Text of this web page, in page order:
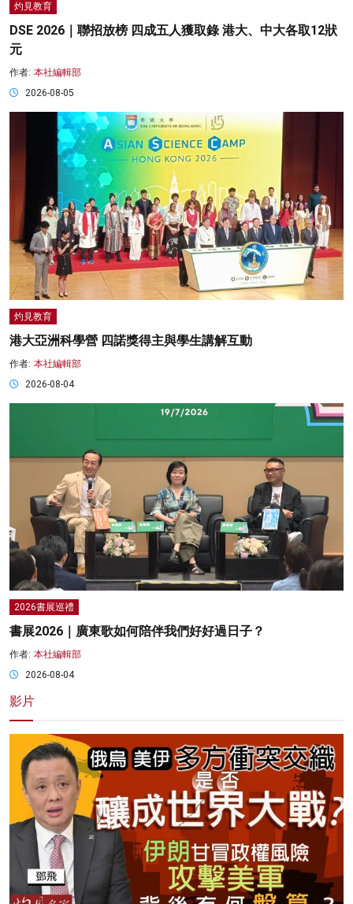
灼見教育
DSE 2026｜聯招放榜 四成五人獲取錄 港大、中大各取12狀
元
作者: 本社編輯部
2026-08-05
灼見教育
港大亞洲科學營 四諾獎得主與學生講解互動
作者: 本社編輯部
2026-08-04
2026書展巡禮
書展2026｜廣東歌如何陪伴我們好好過日子？
作者: 本社編輯部
2026-08-04
影片